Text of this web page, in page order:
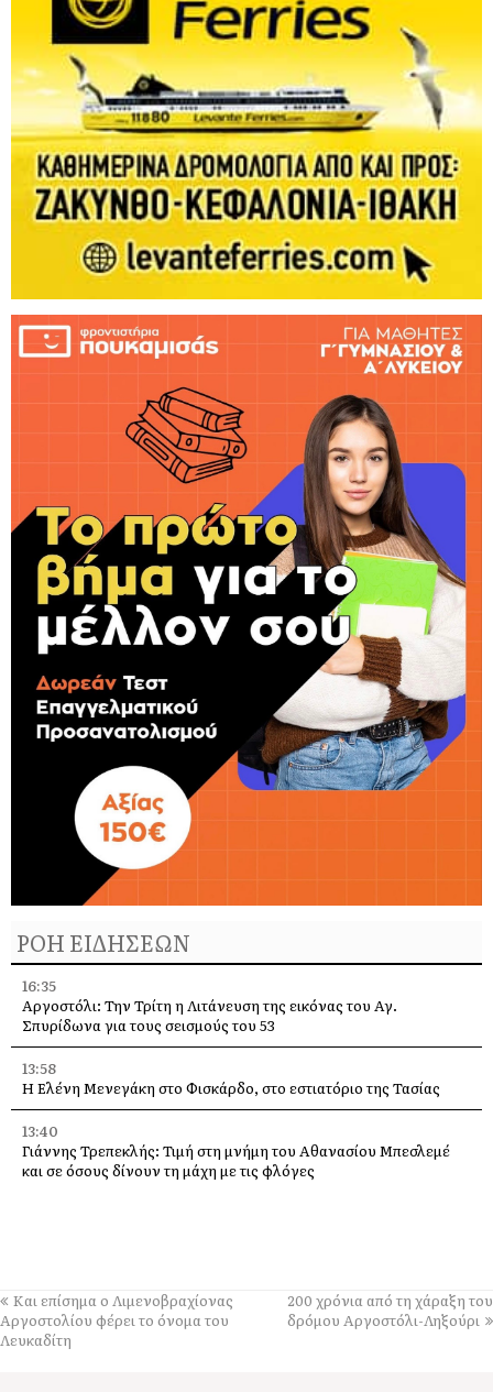
ΡΟΗ ΕΙΔΗΣΕΩΝ
16:35
Αργοστόλι: Την Τρίτη η Λιτάνευση της εικόνας του Αγ.
Σπυρίδωνα για τους σεισμούς του 53
13:58
Η Ελένη Μενεγάκη στο Φισκάρδο, στο εστιατόριο της Τασίας
13:40
Γιάννης Τρεπεκλής: Τιμή στη μνήμη του Αθανασίου Μπεσλεμέ
και σε όσους δίνουν τη μάχη με τις φλόγες
13:30
Οι εκδηλώσεις στον Δήμο Αργοστολίου το τριήμερο 7, 8 και 9
Αυγούστου
Και επίσημα ο Λιμενοβραχίονας
Αργοστολίου φέρει το όνομα του
Λευκαδίτη
200 χρόνια από τη χάραξη του
δρόμου Αργοστόλι-Ληξούρι